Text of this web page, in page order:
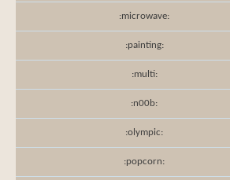
:microwave:
:painting:
:multi:
:n00b:
:olympic:
:popcorn: